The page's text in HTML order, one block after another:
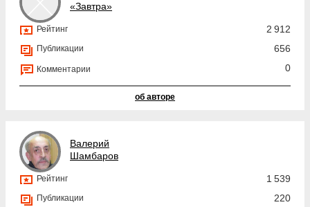
«Завтра»
Рейтинг 2 912
Публикации 656
Комментарии 0
об авторе
Валерий
Шамбаров
Рейтинг 1 539
Публикации 220